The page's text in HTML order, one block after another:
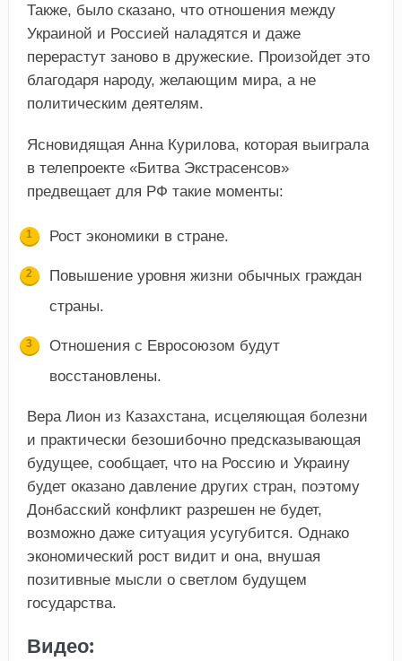
Также, было сказано, что отношения между
Украиной и Россией наладятся и даже
перерастут заново в дружеские. Произойдет это
благодаря народу, желающим мира, а не
политическим деятелям.
Ясновидящая Анна Курилова, которая выиграла
в телепроекте «Битва Экстрасенсов»
предвещает для РФ такие моменты:
Рост экономики в стране.
Повышение уровня жизни обычных граждан
страны.
Отношения с Евросоюзом будут
восстановлены.
Вера Лион из Казахстана, исцеляющая болезни
и практически безошибочно предсказывающая
будущее, сообщает, что на Россию и Украину
будет оказано давление других стран, поэтому
Донбасский конфликт разрешен не будет,
возможно даже ситуация усугубится. Однако
экономический рост видит и она, внушая
позитивные мысли о светлом будущем
государства.
Видео: